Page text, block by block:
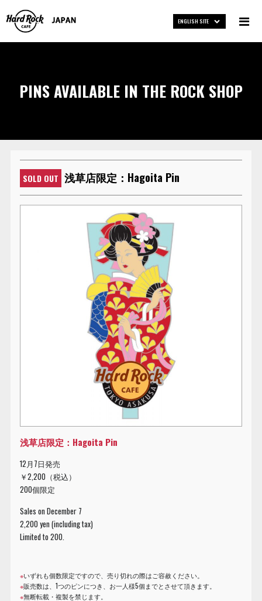
ENGLISH SITE
PINS AVAILABLE IN THE ROCK SHOP
SOLD OUT 浅草店限定：Hagoita Pin
浅草店限定：Hagoita Pin
12月7日発売
￥2,200（税込）
200個限定
Sales on December 7
2,200 yen (including tax)
Limited to 200.
※いずれも個数限定ですので、売り切れの際はご容赦ください。
※販売数は、1つのピンにつき、お一人様5個までとさせて頂きます。
※無断転載・複製を禁じます。